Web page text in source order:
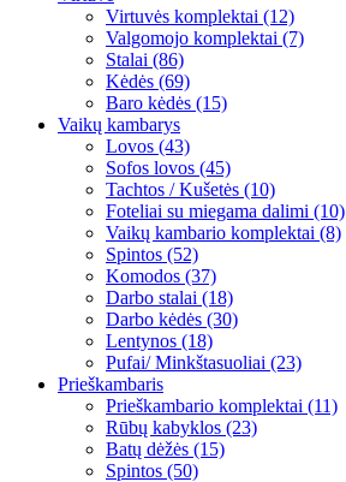
Virtuvės komplektai (12)
Valgomojo komplektai (7)
Stalai (86)
Kėdės (69)
Baro kėdės (15)
Vaikų kambarys
Lovos (43)
Sofos lovos (45)
Tachtos / Kušetės (10)
Foteliai su miegama dalimi (10)
Vaikų kambario komplektai (8)
Spintos (52)
Komodos (37)
Darbo stalai (18)
Darbo kėdės (30)
Lentynos (18)
Pufai/ Minkštasuoliai (23)
Prieškambaris
Prieškambario komplektai (11)
Rūbų kabyklos (23)
Batų dėžės (15)
Spintos (50)